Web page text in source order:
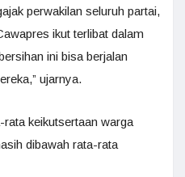
perwakilan seluruh partai,
ikut terlibat dalam
ini bisa berjalan
ujarnya.
keikutsertaan warga
dibawah rata-rata